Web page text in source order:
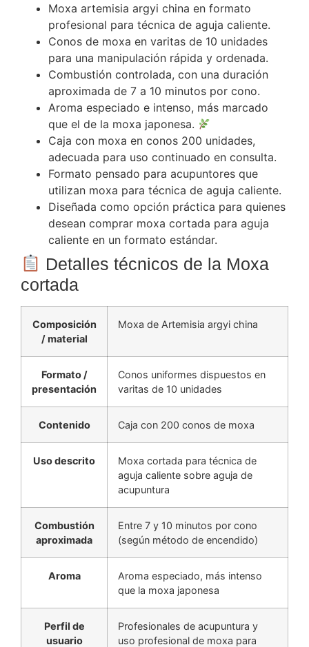
Moxa artemisia argyi china en formato
profesional para técnica de aguja caliente.
Conos de moxa en varitas de 10 unidades
para una manipulación rápida y ordenada.
Combustión controlada, con una duración
aproximada de 7 a 10 minutos por cono.
Aroma especiado e intenso, más marcado
que el de la moxa japonesa.
Caja con moxa en conos 200 unidades,
adecuada para uso continuado en consulta.
Formato pensado para acupuntores que
utilizan moxa para técnica de aguja caliente.
Diseñada como opción práctica para quienes
desean comprar moxa cortada para aguja
caliente en un formato estándar.
Detalles técnicos de la Moxa
cortada
Composición
/ material
Moxa de Artemisia argyi china
Formato /
presentación
Conos uniformes dispuestos en
varitas de 10 unidades
Contenido Caja con 200 conos de moxa
Uso descrito
Moxa cortada para técnica de
aguja caliente sobre aguja de
acupuntura
Combustión
aproximada
Entre 7 y 10 minutos por cono
(según método de encendido)
Aroma
Aroma especiado, más intenso
que la moxa japonesa
Perfil de
usuario
Profesionales de acupuntura y
uso profesional de moxa para